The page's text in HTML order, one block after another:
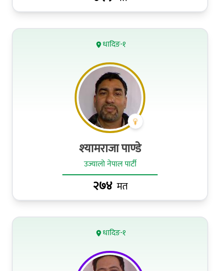
धादिङ-१
श्‍यामराजा पाण्डे
उज्यालो नेपाल पार्टी
२७४ मत
धादिङ-१